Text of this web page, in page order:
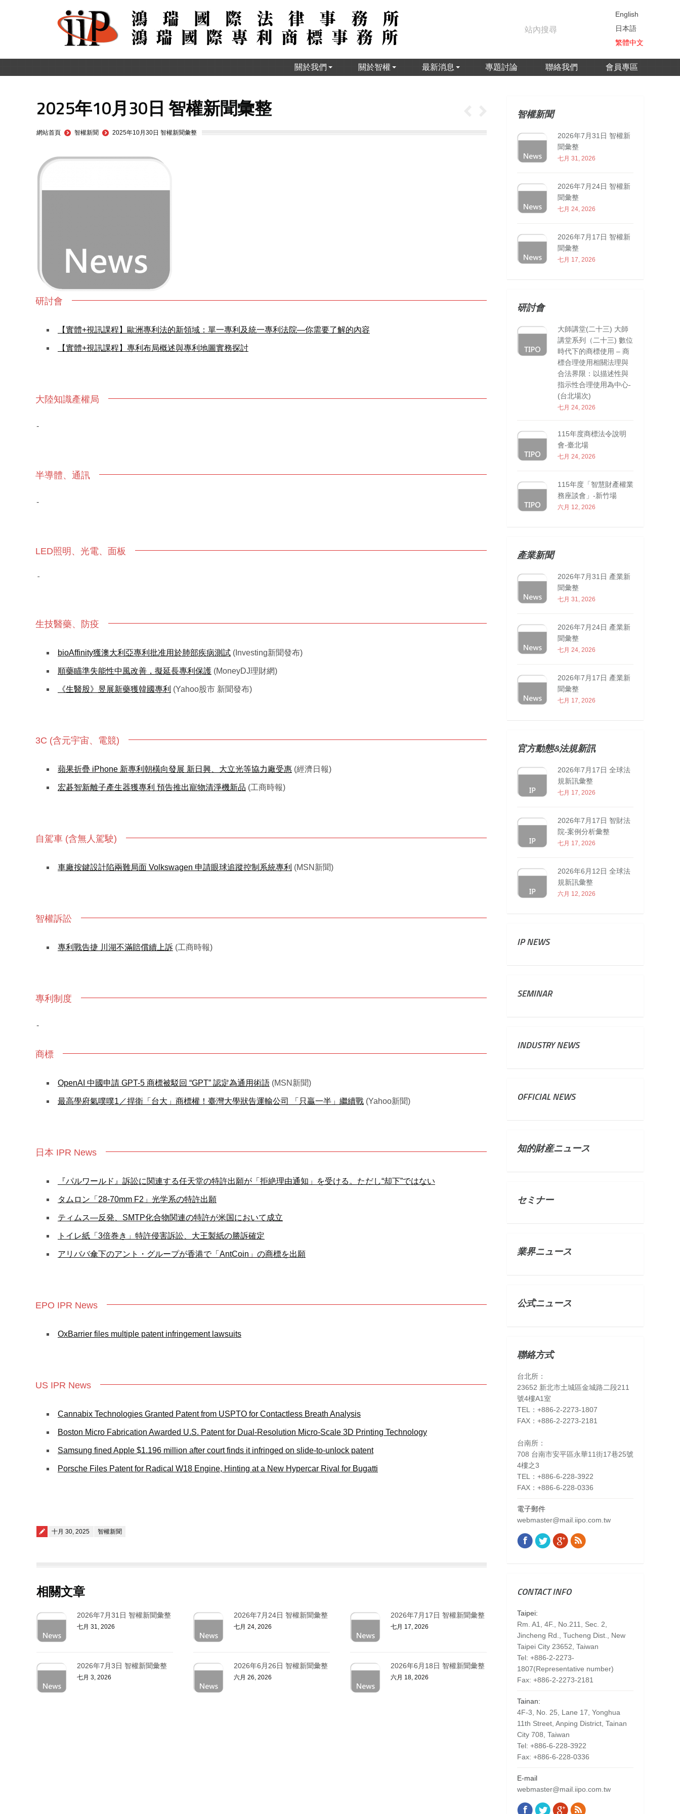
English
日本語
繁體中文
關於我們 關於智權 最新消息 專題討論 聯絡我們 會員專區
2025年10月30日 智權新聞彙整
You are here:
網站首頁 智權新聞 2025年10月30日 智權新聞彙整
研討會
【實體+視訊課程】歐洲專利法的新領域：單一專利及統一專利法院—你需要了解的內容
【實體+視訊課程】專利布局概述與專利地圖實務探討
大陸知識產權局
-
半導體、通訊
-
LED照明、光電、面板
-
生技醫藥、防疫
bioAffinity獲澳大利亞專利批准用於肺部疾病測試 (Investing新聞發布)
順藥瞄準失能性中風改善，擬延長專利保護 (MoneyDJ理財網)
《生醫股》昱展新藥獲韓國專利 (Yahoo股市 新聞發布)
3C (含元宇宙、電競)
蘋果折疊 iPhone 新專利朝橫向發展 新日興、大立光等協力廠受惠 (經濟日報)
宏碁智新離子產生器獲專利 預告推出寵物清淨機新品 (工商時報)
自駕車 (含無人駕駛)
車廠按鍵設計陷兩難局面 Volkswagen 申請眼球追蹤控制系統專利 (MSN新聞)
智權訴訟
專利戰告捷 川湖不滿賠償續上訴 (工商時報)
專利制度
-
商標
OpenAI 中國申請 GPT-5 商標被駁回 “GPT” 認定為通用術語 (MSN新聞)
最高學府氣噗噗1／捍衛「台大」商標權！臺灣大學狀告運輸公司 「只贏一半」繼續戰 (Yahoo新聞)
日本 IPR News
『パルワールド』訴訟に関連する任天堂の特許出願が「拒絶理由通知」を受ける。ただし“却下”ではない
タムロン「28-70mm F2」光学系の特許出願
ティムス—反発、SMTP化合物関連の特許が米国において成立
トイレ紙「3倍巻き」特許侵害訴訟、大王製紙の勝訴確定
アリババ傘下のアント・グループが香港で「AntCoin」の商標を出願
EPO IPR News
OxBarrier files multiple patent infringement lawsuits
US IPR News
Cannabix Technologies Granted Patent from USPTO for Contactless Breath Analysis
Boston Micro Fabrication Awarded U.S. Patent for Dual-Resolution Micro-Scale 3D Printing Technology
Samsung fined Apple $1.196 million after court finds it infringed on slide-to-unlock patent
Porsche Files Patent for Radical W18 Engine, Hinting at a New Hypercar Rival for Bugatti
Posted on
十月 30, 2025 智權新聞
相關文章
2026年7月31日 智權新聞彙整
七月 31, 2026
2026年7月24日 智權新聞彙整
七月 24, 2026
2026年7月17日 智權新聞彙整
七月 17, 2026
2026年7月3日 智權新聞彙整
七月 3, 2026
2026年6月26日 智權新聞彙整
六月 26, 2026
2026年6月18日 智權新聞彙整
六月 18, 2026
智權新聞
2026年7月31日 智權新
聞彙整
七月 31, 2026
2026年7月24日 智權新
聞彙整
七月 24, 2026
2026年7月17日 智權新
聞彙整
七月 17, 2026
研討會
大師講堂(二十三) 大師
講堂系列（二十三) 數位
時代下的商標使用 – 商
標合理使用相關法理與
合法界限：以描述性與
指示性合理使用為中心-
(台北場次)
七月 24, 2026
115年度商標法令說明
會-臺北場
七月 24, 2026
115年度「智慧財產權業
務座談會」-新竹場
六月 12, 2026
產業新聞
2026年7月31日 產業新
聞彙整
七月 31, 2026
2026年7月24日 產業新
聞彙整
七月 24, 2026
2026年7月17日 產業新
聞彙整
七月 17, 2026
官方動態&法規新訊
2026年7月17日 全球法
規新訊彙整
七月 17, 2026
2026年7月17日 智財法
院-案例分析彙整
七月 17, 2026
2026年6月12日 全球法
規新訊彙整
六月 12, 2026
IP NEWS
SEMINAR
INDUSTRY NEWS
OFFICIAL NEWS
知的財産ニュース
セミナー
業界ニュース
公式ニュース
聯絡方式
台北所：
23652 新北市土城區金城路二段211
號4樓A1室
TEL：+886-2-2273-1807
FAX：+886-2-2273-2181
台南所：
708 台南市安平區永華11街17巷25號
4樓之3
TEL：+886-6-228-3922
FAX：+886-6-228-0336
電子郵件
webmaster@mail.iipo.com.tw
Find us on:
Facebook
TwitterGoogle+
Rss
CONTACT INFO
Taipei:
Rm. A1, 4F., No.211, Sec. 2,
Jincheng Rd., Tucheng Dist., New
Taipei City 23652, Taiwan
Tel: +886-2-2273-
1807(Representative number)
Fax: +886-2-2273-2181
Tainan:
4F-3, No. 25, Lane 17, Yonghua
11th Street, Anping District, Tainan
City 708, Taiwan
Tel: +886-6-228-3922
Fax: +886-6-228-0336
E-mail
webmaster@mail.iipo.com.tw
Find us on:
Facebook
TwitterGoogle+
Rss